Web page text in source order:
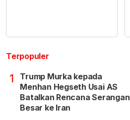
Terpopuler
1
Trump Murka kepada
Menhan Hegseth Usai AS
Batalkan Rencana Serangan
Besar ke Iran